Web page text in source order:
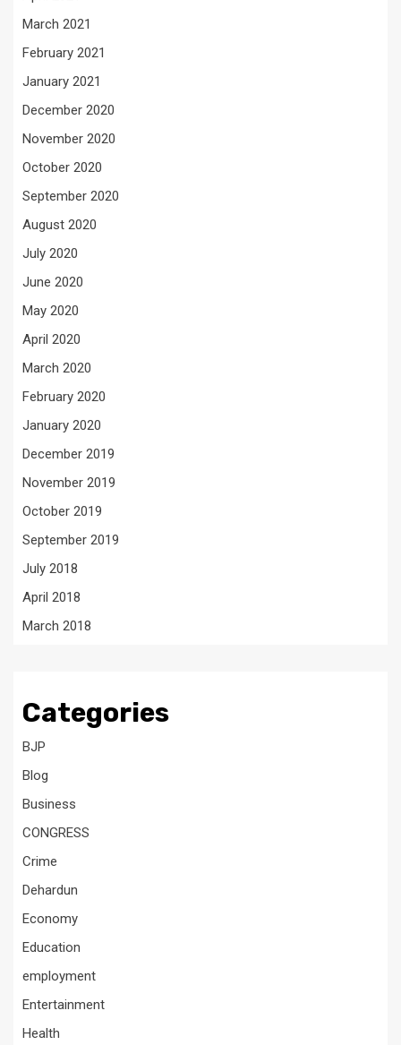
March 2021
February 2021
January 2021
December 2020
November 2020
October 2020
September 2020
August 2020
July 2020
June 2020
May 2020
April 2020
March 2020
February 2020
January 2020
December 2019
November 2019
October 2019
September 2019
July 2018
April 2018
March 2018
Categories
BJP
Blog
Business
CONGRESS
Crime
Dehardun
Economy
Education
employment
Entertainment
Health